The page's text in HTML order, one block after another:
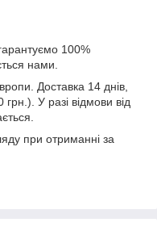
100%
нами.
Доставка 14 днів,
У разі відмови від
при отриманні за